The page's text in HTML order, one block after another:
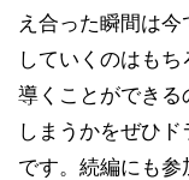
え合った瞬間は
していくのはも
導くことができる
しまうかをぜひ
です。続編にも